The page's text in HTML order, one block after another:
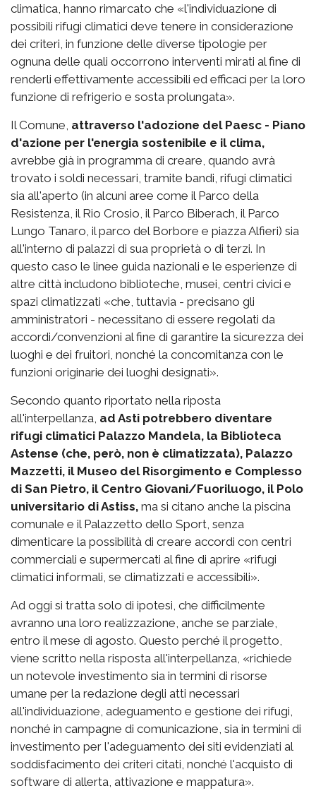
climatica, hanno rimarcato che «l'individuazione di
possibili rifugi climatici deve tenere in considerazione
dei criteri, in funzione delle diverse tipologie per
ognuna delle quali occorrono interventi mirati al fine di
renderli effettivamente accessibili ed efficaci per la loro
funzione di refrigerio e sosta prolungata».
Il Comune, attraverso l'adozione del Paesc - Piano
d'azione per l'energia sostenibile e il clima,
avrebbe già in programma di creare, quando avrà
trovato i soldi necessari, tramite bandi, rifugi climatici
sia all'aperto (in alcuni aree come il Parco della
Resistenza, il Rio Crosio, il Parco Biberach, il Parco
Lungo Tanaro, il parco del Borbore e piazza Alfieri) sia
all'interno di palazzi di sua proprietà o di terzi. In
questo caso le linee guida nazionali e le esperienze di
altre città includono biblioteche, musei, centri civici e
spazi climatizzati «che, tuttavia - precisano gli
amministratori - necessitano di essere regolati da
accordi/convenzioni al fine di garantire la sicurezza dei
luoghi e dei fruitori, nonché la concomitanza con le
funzioni originarie dei luoghi designati».
Secondo quanto riportato nella riposta
all'interpellanza, ad Asti potrebbero diventare
rifugi climatici Palazzo Mandela, la Biblioteca
Astense (che, però, non è climatizzata), Palazzo
Mazzetti, il Museo del Risorgimento e Complesso
di San Pietro, il Centro Giovani/Fuoriluogo, il Polo
universitario di Astiss, ma si citano anche la piscina
comunale e il Palazzetto dello Sport, senza
dimenticare la possibilità di creare accordi con centri
commerciali e supermercati al fine di aprire «rifugi
climatici informali, se climatizzati e accessibili».
Ad oggi si tratta solo di ipotesi, che difficilmente
avranno una loro realizzazione, anche se parziale,
entro il mese di agosto. Questo perché il progetto,
viene scritto nella risposta all'interpellanza, «richiede
un notevole investimento sia in termini di risorse
umane per la redazione degli atti necessari
all'individuazione, adeguamento e gestione dei rifugi,
nonché in campagne di comunicazione, sia in termini di
investimento per l'adeguamento dei siti evidenziati al
soddisfacimento dei criteri citati, nonché l'acquisto di
software di allerta, attivazione e mappatura».